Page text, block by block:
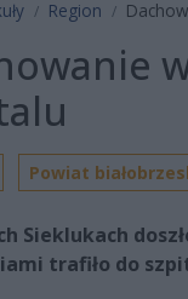
Region
Powiat
Sieklukach
trafiło do